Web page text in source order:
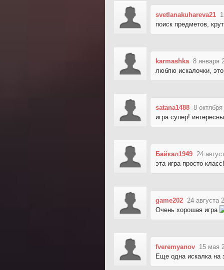
svetlanakuhareva21
поиск предметов,
karmashka 8 января
люблю искалочки,
satana1488 8
игра супер!
Байкал1949 24
эта игра просто
game202 24 августа
Очень хорошая игра
fveremyanov 15 мая
Еще одна искалка на